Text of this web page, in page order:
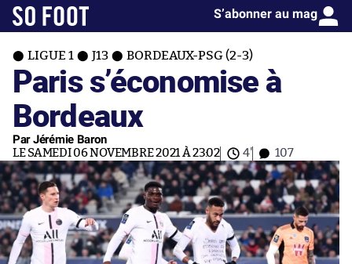
S’abonner au mag
LIGUE 1 J13 BORDEAUX-PSG (2-3)
Paris s’économise à
Bordeaux
Par Jérémie Baron
LE SAMEDI 06 NOVEMBRE 2021 À 23:02 4' 107